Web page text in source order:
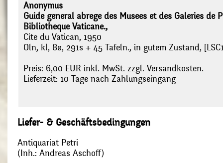
Anonymus
Guide general abrege des Musees et des Galeries de
Bibliotheque Vaticane.,
Cite du Vatican, 1950
Oln, kl, 8ø, 291s + 45 Tafeln., in gutem Zustand,
Preis: 6,00 EUR inkl. MwSt. zzgl. Versandkosten.
Lieferzeit: 10 Tage nach Zahlungseingang
Liefer- & Geschäftsbedingungen
Antiquariat Petri
(Inh.: Andreas Aschoff)